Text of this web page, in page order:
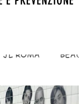
JL ROMA
eventi EVENTI